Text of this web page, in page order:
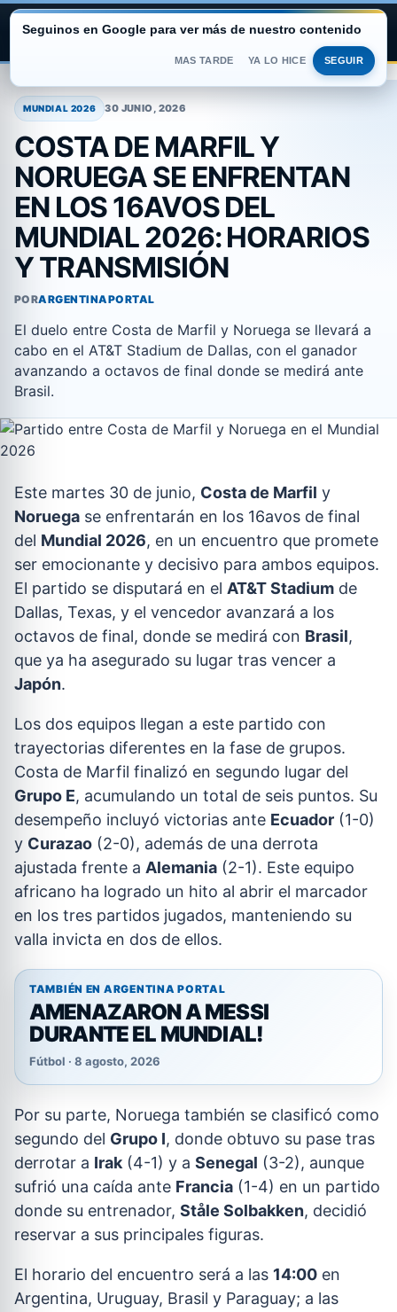
contenido
ARGENTINA PORTAL
MUNDIAL 2026 30 JUNIO, 2026
COSTA DE MARFIL Y
NORUEGA SE ENFRENTAN
EN LOS 16AVOS DEL
MUNDIAL 2026: HORARIOS
Y TRANSMISIÓN
PORARGENTINAPORTAL
El duelo entre Costa de Marfil y Noruega se llevará a
cabo en el AT&T Stadium de Dallas, con el ganador
avanzando a octavos de final donde se medirá ante
Brasil.
Este martes 30 de junio, Costa de Marfil y
Noruega se enfrentarán en los 16avos de final
del Mundial 2026, en un encuentro que promete
ser emocionante y decisivo para ambos equipos.
El partido se disputará en el AT&T Stadium de
Dallas, Texas, y el vencedor avanzará a los
octavos de final, donde se medirá con Brasil,
que ya ha asegurado su lugar tras vencer a
Japón.
Los dos equipos llegan a este partido con
trayectorias diferentes en la fase de grupos.
Costa de Marfil finalizó en segundo lugar del
Grupo E, acumulando un total de seis puntos. Su
desempeño incluyó victorias ante Ecuador (1-0)
y Curazao (2-0), además de una derrota
ajustada frente a Alemania (2-1). Este equipo
africano ha logrado un hito al abrir el marcador
en los tres partidos jugados, manteniendo su
valla invicta en dos de ellos.
TAMBIÉN EN ARGENTINA PORTAL
AMENAZARON A MESSI
DURANTE EL MUNDIAL!
Fútbol · 8 agosto, 2026
Por su parte, Noruega también se clasificó como
segundo del Grupo I, donde obtuvo su pase tras
derrotar a Irak (4-1) y a Senegal (3-2), aunque
sufrió una caída ante Francia (1-4) en un partido
donde su entrenador, Ståle Solbakken, decidió
reservar a sus principales figuras.
El horario del encuentro será a las 14:00 en
Argentina, Uruguay, Brasil y Paraguay; a las
Seguinos en Google para ver más de nuestro contenido
MAS TARDE YA LO HICE SEGUIR